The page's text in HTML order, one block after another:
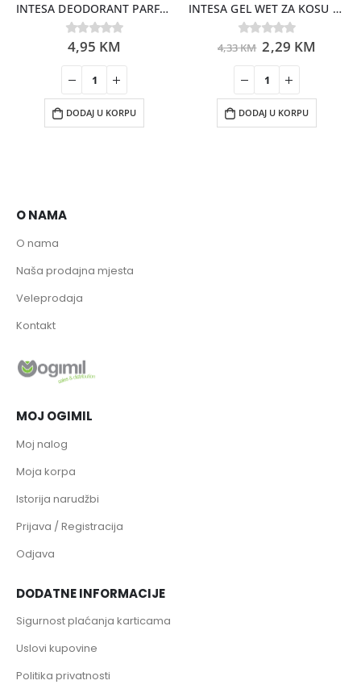
INTESA DEODORANT PARFUME VITA 150ML
0out of 5
4,95 KM
DODAJ U KORPU
INTESA GEL WET ZA KOSU U TUBI 150ML
0out of 5
4,33KM 2,29 KM
DODAJ U KORPU
O NAMA
O nama
Naša prodajna mjesta
Veleprodaja
Kontakt
MOJ OGIMIL
Moj nalog
Moja korpa
Istorija narudžbi
Prijava / Registracija
Odjava
DODATNE INFORMACIJE
Sigurnost plaćanja karticama
Uslovi kupovine
Politika privatnosti